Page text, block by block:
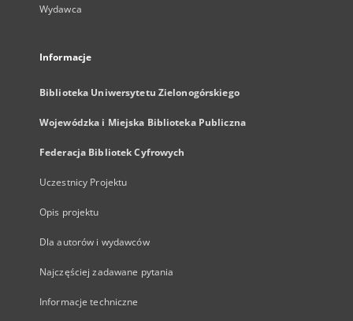
Wydawca
Informacje
Biblioteka Uniwersytetu Zielonogórskiego
Wojewódzka i Miejska Biblioteka Publiczna
Federacja Bibliotek Cyfrowych
Uczestnicy Projektu
Opis projektu
Dla autorów i wydawców
Najczęściej zadawane pytania
Informacje techniczne